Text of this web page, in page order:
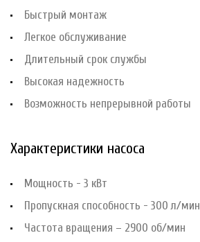
Быстрый монтаж
Легкое обслуживание
Длительный срок службы
Высокая надежность
Возможность непрерывной работы
Характеристики насоса
Мощность - 3 кВт
Пропускная способность - 300 л/мин
Частота вращения – 2900 об/мин